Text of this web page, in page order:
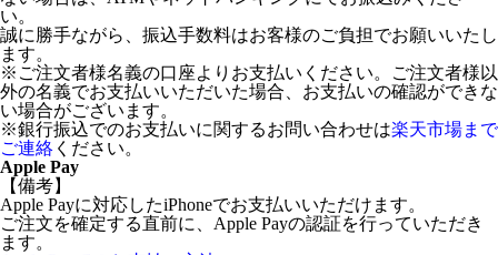
い。
誠に勝手ながら、振込手数料はお客様のご負担でお願いいたし
ます。
※ご注文者様名義の口座よりお支払いください。ご注文者様以
外の名義でお支払いいただいた場合、お支払いの確認ができな
い場合がございます。
※銀行振込でのお支払いに関するお問い合わせは楽天市場まで
ご連絡 ください。
Apple Pay
【備考】
Apple Payに対応したiPhoneでお支払いいただけます。
ご注文を確定する直前に、Apple Payの認証を行っていただき
ます。